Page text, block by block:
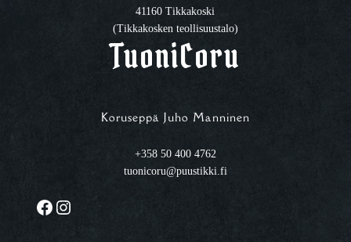
41160 Tikkakoski
(Tikkakosken teollisuustalo)
TuoniCoru
Koruseppä Juho Manninen
+358 50 400 4762
tuonicoru@puustikki.fi
Facebook Instagram